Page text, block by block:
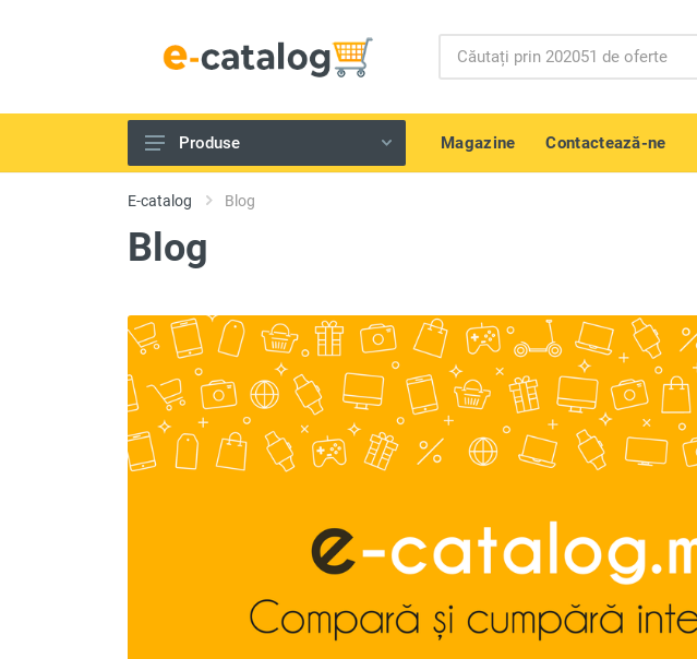
Telefoane și gadget-uri
Echipamente IT
Televizoare, tehnică Audio-Video
Aparate de uz casnic
Scule electrice și unelte
Frumusețe și sănătate
Produse pentru copii
Produse Magazine Contactează-ne
E-catalog Blog
Blog